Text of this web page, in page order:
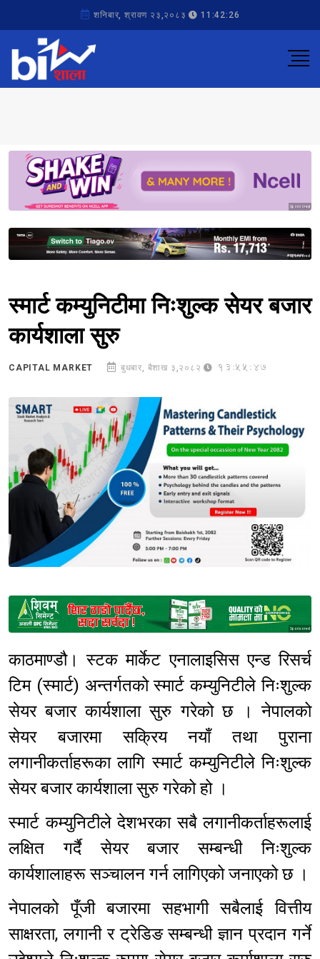
शनिबार, श्रावण २३,२०८३ 11:42:26
Sponsored
Sponsored
स्मार्ट कम्युनिटीमा निःशुल्क सेयर बजार
कार्यशाला सुरु
CAPITAL MARKET बुधबार, बैशाख ३,२०८२ 13:55:47
Sponsored
काठमाण्डौ। स्टक मार्केट एनालाइसिस एन्ड रिसर्च
टिम (स्मार्ट) अन्तर्गतको स्मार्ट कम्युनिटीले निःशुल्क
सेयर बजार कार्यशाला सुरु गरेको छ । नेपालको
सेयर बजारमा सक्रिय नयाँ तथा पुराना
लगानीकर्ताहरूका लागि स्मार्ट कम्युनिटीले निःशुल्क
सेयर बजार कार्यशाला सुरु गरेको हो ।
स्मार्ट कम्युनिटीले देशभरका सबै लगानीकर्ताहरूलाई
लक्षित गर्दै सेयर बजार सम्बन्धी निःशुल्क
कार्यशालाहरू सञ्चालन गर्न लागिएको जनाएको छ ।
नेपालको पूँजी बजारमा सहभागी सबैलाई वित्तीय
साक्षरता, लगानी र ट्रेडिङ सम्बन्धी ज्ञान प्रदान गर्ने